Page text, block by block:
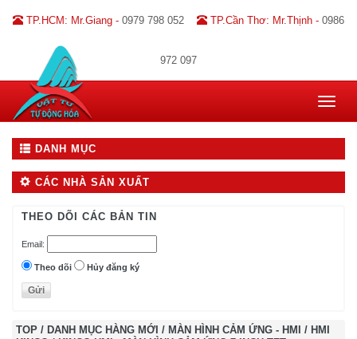
TP.HCM: Mr.Giang - 0979 798 052 TP.Cần Thơ: Mr.Thịnh - 0986
972 097
Toggle
DANH MỤC
CÁC NHÀ SẢN XUẤT
THEO DÕI CÁC BẢN TIN
Email:
Theo dõi Hủy đăng ký
TOP / DANH MỤC HÀNG MỚI / MÀN HÌNH CẢM ỨNG - HMI / HMI